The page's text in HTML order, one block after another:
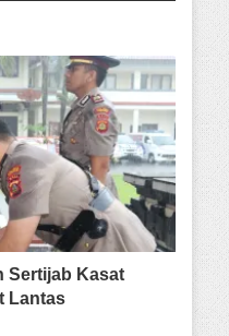
Sertijab Kasat
Lantas